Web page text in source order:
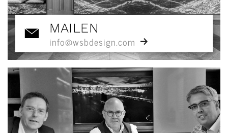
MAILEN
info@wsbdesign.com